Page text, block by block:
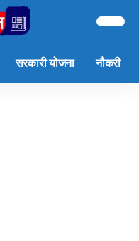
सरकारी योजना नौकरी